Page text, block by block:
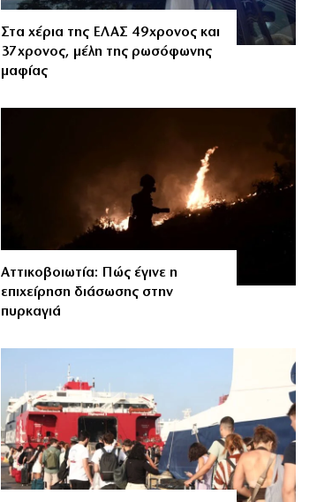
Στα χέρια της ΕΛΑΣ 49χρονος και
37χρονος, μέλη της ρωσόφωνης
μαφίας
Αττικοβοιωτία: Πώς έγινε η
επιχείρηση διάσωσης στην
πυρκαγιά